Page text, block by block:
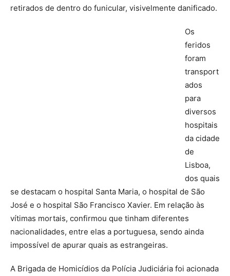
retirados de dentro do funicular, visivelmente danificado.
Os
feridos
foram
transport
ados
para
diversos
hospitais
da cidade
de
Lisboa,
dos quais
se destacam o hospital Santa Maria, o hospital de São
José e o hospital São Francisco Xavier. Em relação às
vítimas mortais, confirmou que tinham diferentes
nacionalidades, entre elas a portuguesa, sendo ainda
impossível de apurar quais as estrangeiras.
A Brigada de Homicídios da Polícia Judiciária foi acionada